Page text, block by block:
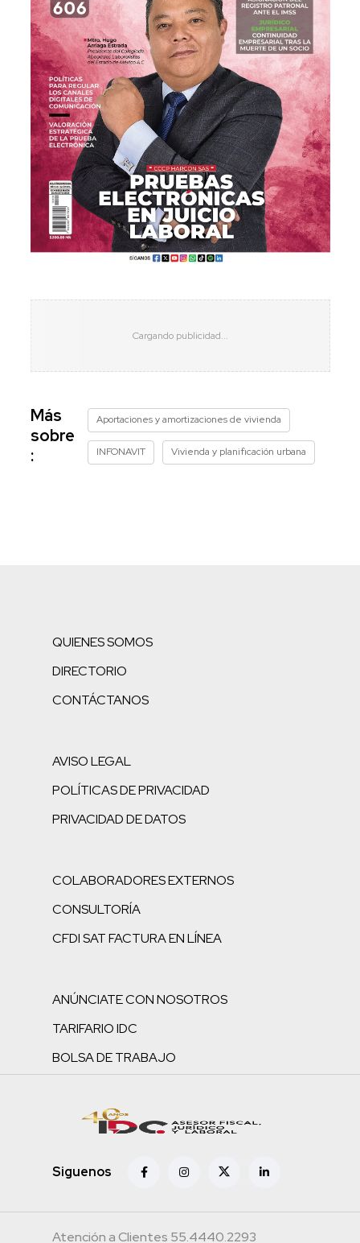
Más
sobre
:
Aportaciones y amortizaciones de vivienda
INFONAVIT Vivienda y planificación urbana
QUIENES SOMOS
DIRECTORIO
CONTÁCTANOS
AVISO LEGAL
POLÍTICAS DE PRIVACIDAD
PRIVACIDAD DE DATOS
COLABORADORES EXTERNOS
CONSULTORÍA
CFDI SAT FACTURA EN LÍNEA
ANÚNCIATE CON NOSOTROS
TARIFARIO IDC
BOLSA DE TRABAJO
Siguenos
Atención a Clientes 55.4440.2293